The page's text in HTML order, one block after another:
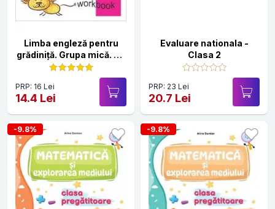
Limba engleză pentru
grădiniţă. Grupa mică. 3 –
4 ani. Workbook
PRP: 16 Lei
14.4 Lei
Evaluare nationala -
Clasa 2
PRP: 23 Lei
20.7 Lei
-9.8% -9.8%